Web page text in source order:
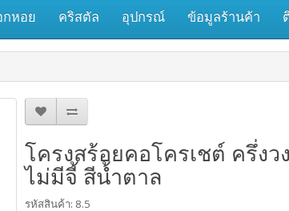
กหอย คริสตัล อุปกรณ์ ข้อมูลร้านค้า
โครงสร้อยคอโครเชต์ ครึ่งว
ไม่มีจี้ สีน้ำตาล
รหัสสินค้า: 8.5